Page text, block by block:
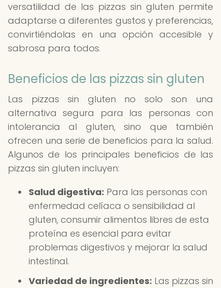
versatilidad de las pizzas sin gluten permite
adaptarse a diferentes gustos y preferencias,
convirtiéndolas en una opción accesible y
sabrosa para todos.
Beneficios de las pizzas sin gluten
Las pizzas sin gluten no solo son una
alternativa segura para las personas con
intolerancia al gluten, sino que también
ofrecen una serie de beneficios para la salud.
Algunos de los principales beneficios de las
pizzas sin gluten incluyen:
Salud digestiva: Para las personas con
enfermedad celíaca o sensibilidad al
gluten, consumir alimentos libres de esta
proteína es esencial para evitar
problemas digestivos y mejorar la salud
intestinal.
Variedad de ingredientes: Las pizzas sin